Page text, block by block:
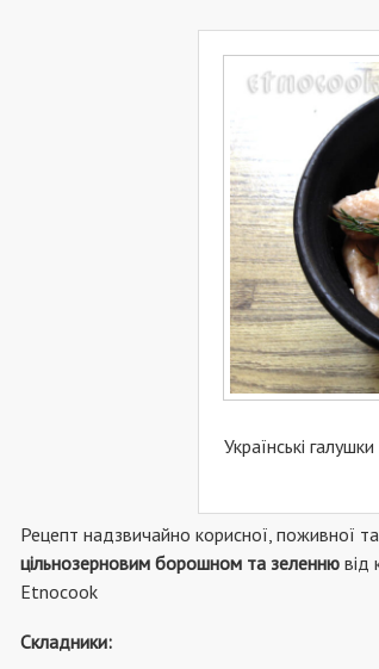
Українські
Рецепт надзвичайно корисної, поживної
цільнозерновим борошном та зеленнювід
Etnocook
Складники: